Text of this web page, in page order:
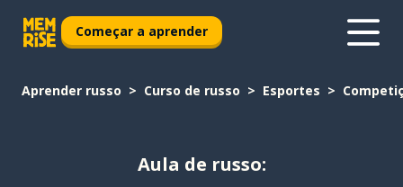
Começar a aprender
Aprender russo Curso de russo Esportes
Aula de russo: